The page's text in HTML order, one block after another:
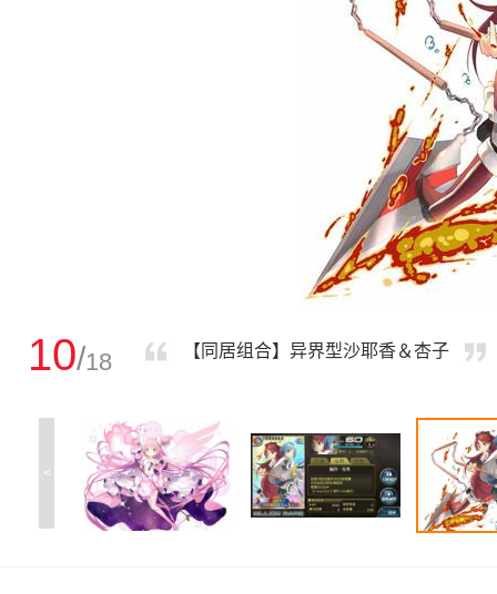
10/18 【同居组合】异界型沙耶香＆杏子
<